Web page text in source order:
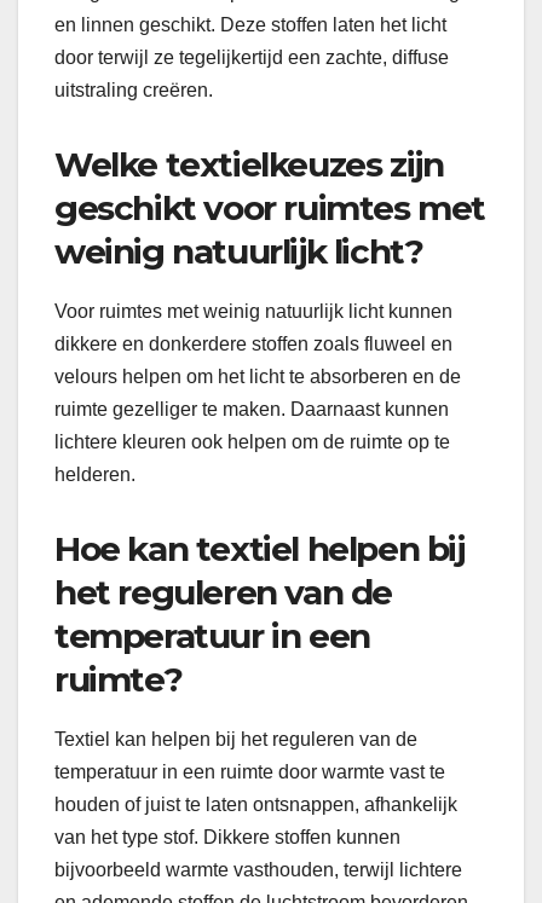
en linnen geschikt. Deze stoffen laten het licht
door terwijl ze tegelijkertijd een zachte, diffuse
uitstraling creëren.
Welke textielkeuzes zijn
geschikt voor ruimtes met
weinig natuurlijk licht?
Voor ruimtes met weinig natuurlijk licht kunnen
dikkere en donkerdere stoffen zoals fluweel en
velours helpen om het licht te absorberen en de
ruimte gezelliger te maken. Daarnaast kunnen
lichtere kleuren ook helpen om de ruimte op te
helderen.
Hoe kan textiel helpen bij
het reguleren van de
temperatuur in een
ruimte?
Textiel kan helpen bij het reguleren van de
temperatuur in een ruimte door warmte vast te
houden of juist te laten ontsnappen, afhankelijk
van het type stof. Dikkere stoffen kunnen
bijvoorbeeld warmte vasthouden, terwijl lichtere